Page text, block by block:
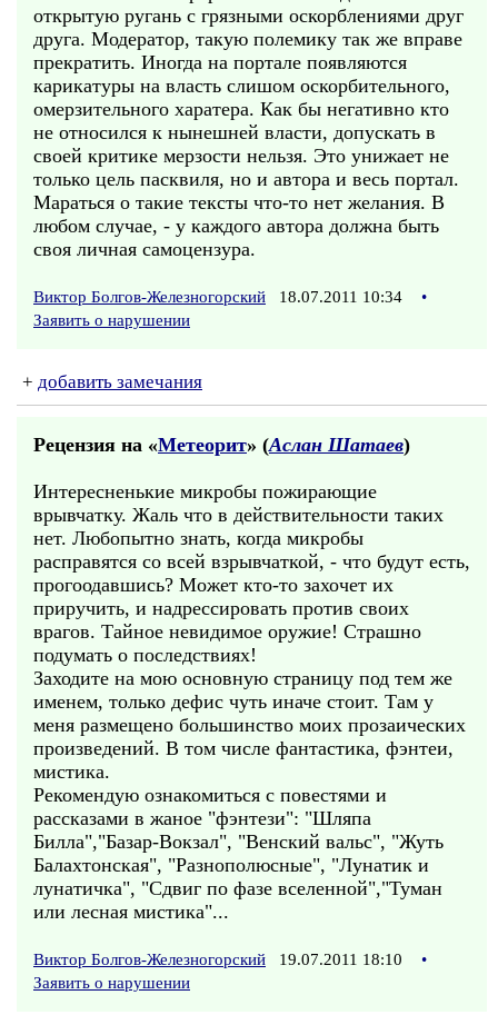
открытую ругань с грязными оскорблениями друг
друга. Модератор, такую полемику так же вправе
прекратить. Иногда на портале появляются
карикатуры на власть слишом оскорбительного,
омерзительного харатера. Как бы негативно кто
не относился к нынешней власти, допускать в
своей критике мерзости нельзя. Это унижает не
только цель пасквиля, но и автора и весь портал.
Мараться о такие тексты что-то нет желания. В
любом случае, - у каждого автора должна быть
своя личная самоцензура.
Виктор Болгов-Железногорский 18.07.2011 10:34
•
Заявить о нарушении
+ добавить замечания
Рецензия на «Метеорит» (Аслан Шатаев)
Интересненькие микробы пожирающие
врывчатку. Жаль что в действительности таких
нет. Любопытно знать, когда микробы
расправятся со всей взрывчаткой, - что будут есть,
прогоодавшись? Может кто-то захочет их
приручить, и надрессировать против своих
врагов. Тайное невидимое оружие! Страшно
подумать о последствиях!
Заходите на мою основную страницу под тем же
именем, только дефис чуть иначе стоит. Там у
меня размещено большинство моих прозаических
произведений. В том числе фантастика, фэнтеи,
мистика.
Рекомендую ознакомиться с повестями и
рассказами в жаное "фэнтези": "Шляпа
Билла","Базар-Вокзал", "Венский вальс", "Жуть
Балахтонская", "Разнополюсные", "Лунатик и
лунатичка", "Сдвиг по фазе вселенной","Туман
или лесная мистика"...
Виктор Болгов-Железногорский 19.07.2011 18:10
•
Заявить о нарушении